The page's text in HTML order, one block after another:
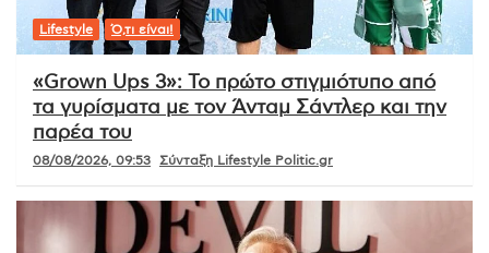
Lifestyle Ό,τι είναι!
«Grown Ups 3»: Το πρώτο στιγμιότυπο από
τα γυρίσματα με τον Άνταμ Σάντλερ και την
παρέα του
08/08/2026, 09:53 Σύνταξη Lifestyle Politic.gr